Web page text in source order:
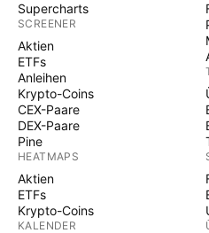
Supercharts
SCREENER
Aktien
ETFs
Anleihen
Krypto-Coins
CEX-Paare
DEX-Paare
Pine
HEATMAPS
Aktien
ETFs
Krypto-Coins
KALENDER